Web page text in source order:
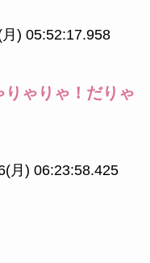
) 05:52:17.958
ゃりゃ！だりゃ
月) 06:23:58.425